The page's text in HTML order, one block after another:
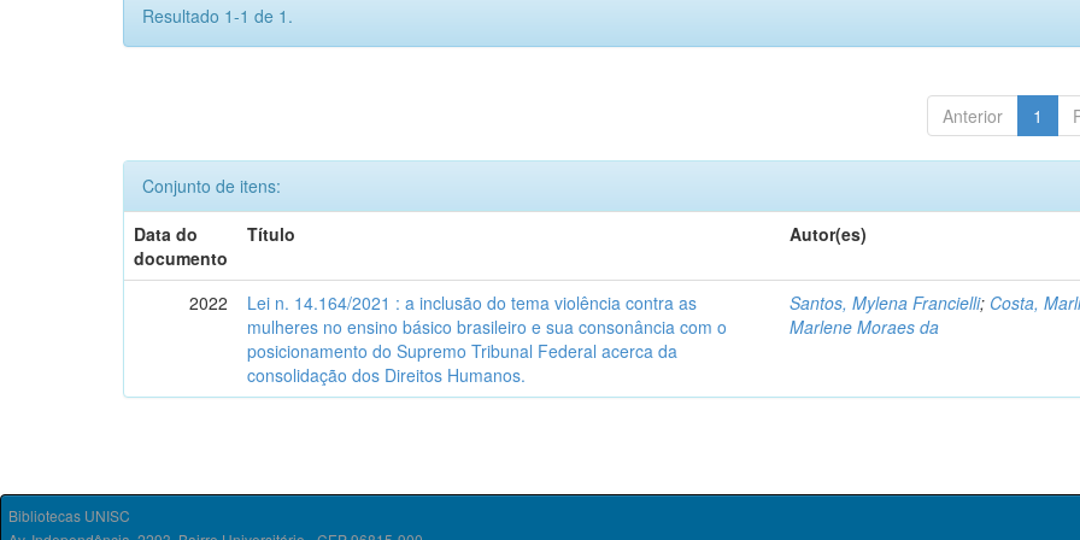
Resultado 1-1 de 1.
Anterior 1
Conjunto de itens:
Data do
documento
Título Autor(es)
2022
Lei n. 14.164/2021 : a inclusão do tema violência contra as
mulheres no ensino básico brasileiro e sua consonância com o
posicionamento do Supremo Tribunal Federal acerca da
consolidação dos Direitos Humanos.
Santos, Mylena Francielli; Costa,
Marlene Moraes da
Bibliotecas UNISC